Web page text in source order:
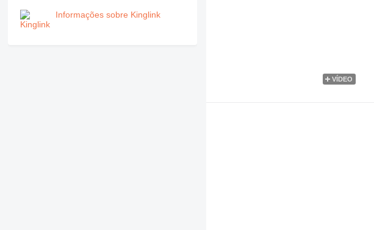
Informações sobre Kinglink
VÍDEO